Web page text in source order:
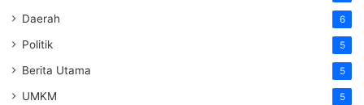
Daerah 6
Politik 5
Berita Utama 5
UMKM 5